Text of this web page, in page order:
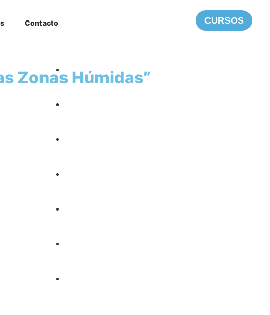
Contacto
CURSOS
Zonas Húmidas”